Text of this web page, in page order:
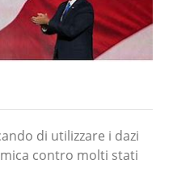
di utilizzare i dazi
contro molti stati